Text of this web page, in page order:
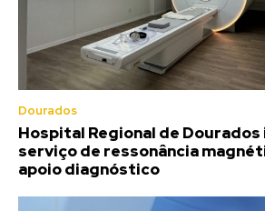
Dourados
Hospital Regional de
serviço de ressonância
apoio diagnóstico